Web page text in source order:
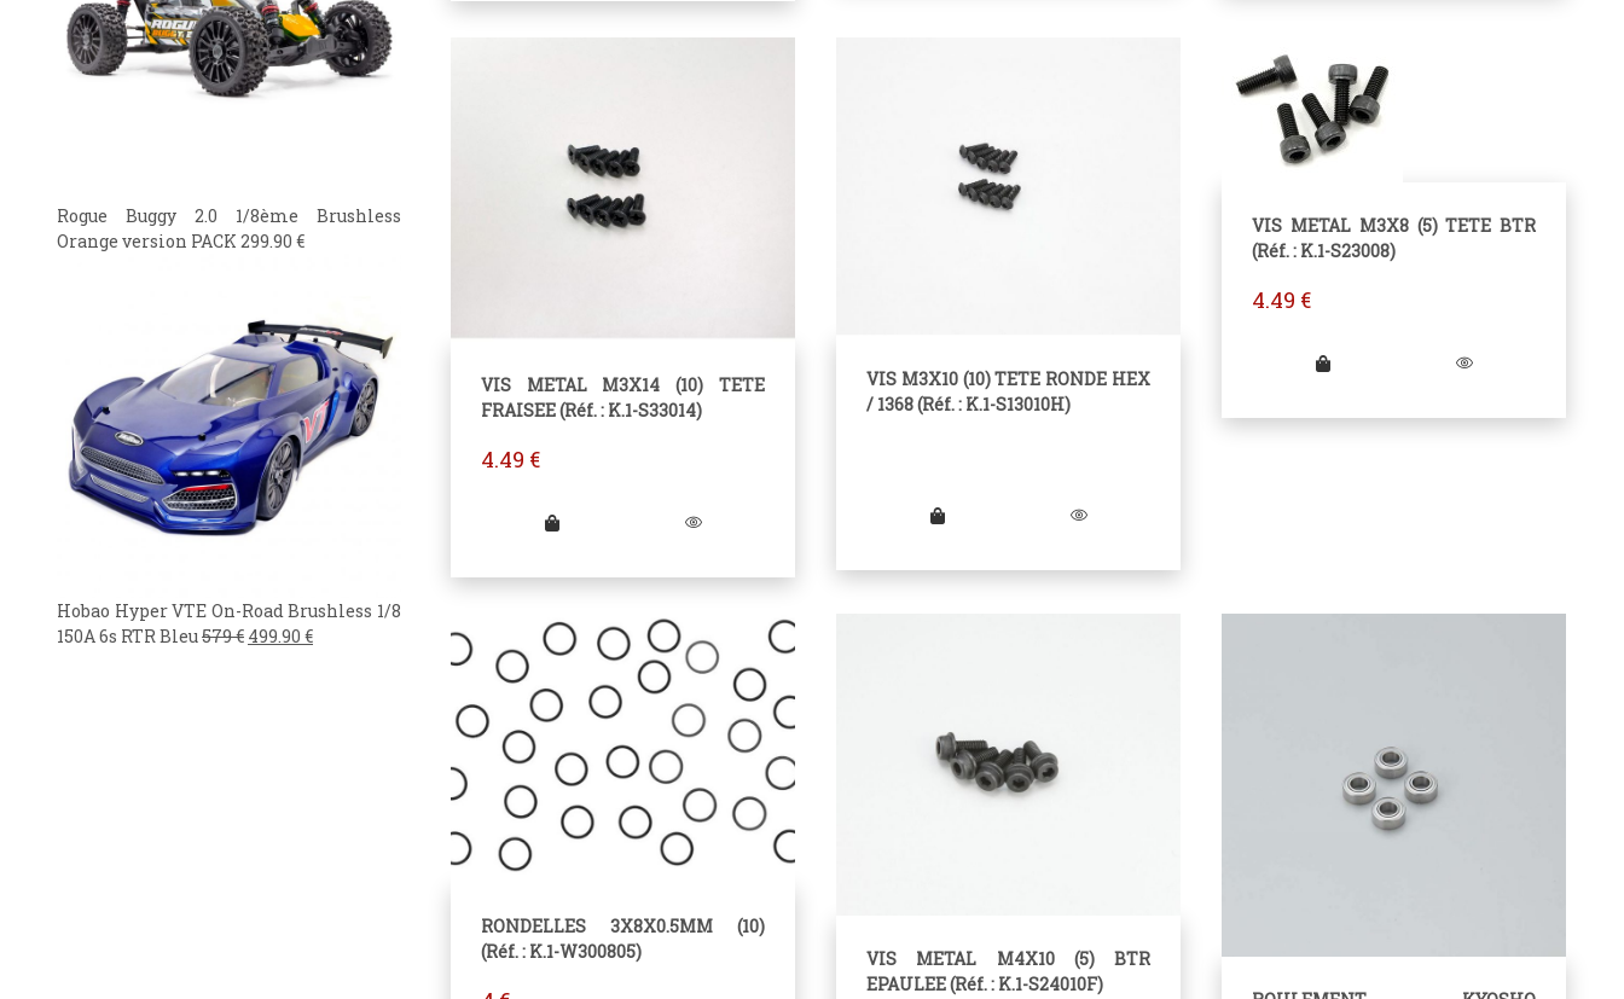
Rogue Buggy 2.0 1/8ème Brushless
Orange version PACK 299.90 €
Hobao Hyper VTE On-Road Brushless 1/8
150A 6s RTR Bleu579€ 499.90 €
VIS METAL M3X14 (10) TETE
FRAISEE (Réf. : K.1-S33014)
4.49 €
VIS M3X10 (10) TETE RONDE HEX
/ 1368 (Réf. : K.1-S13010H)
VIS METAL M3X8 (5) TETE BTR
(Réf. : K.1-S23008)
4.49 €
RONDELLES 3X8X0.5MM (10)
(Réf. : K.1-W300805)
VIS METAL M4X10 (5) BTR
EPAULEE (Réf. : K.1-S24010F)